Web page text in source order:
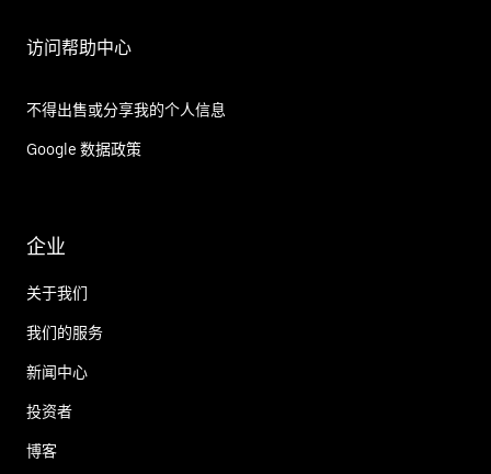
访问帮助中心
不得出售或分享我的个人信息
Google 数据政策
企业
关于我们
我们的服务
新闻中心
投资者
博客